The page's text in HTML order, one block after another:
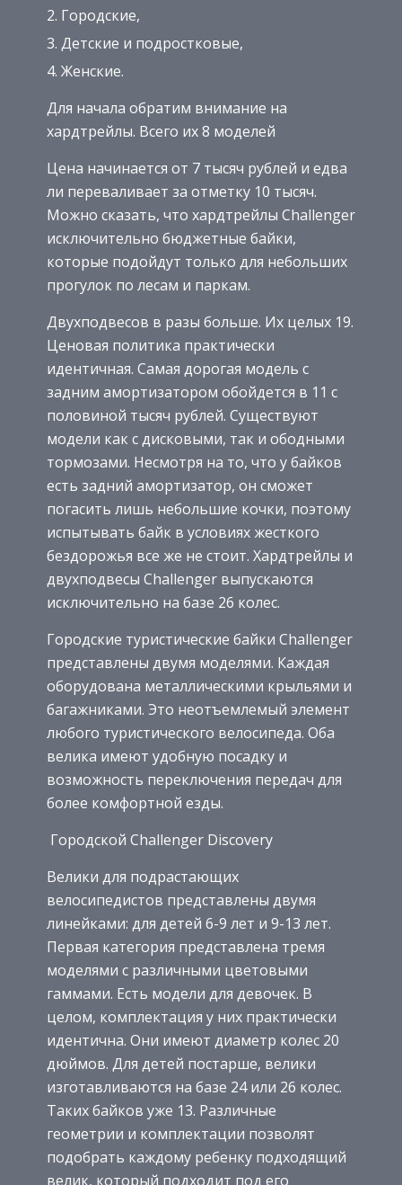
Городские,
Детские и подростковые,
Женские.
Для начала обратим внимание на
хардтрейлы. Всего их 8 моделей
Цена начинается от 7 тысяч рублей и едва
ли переваливает за отметку 10 тысяч.
Можно сказать, что хардтрейлы Challenger
исключительно бюджетные байки,
которые подойдут только для небольших
прогулок по лесам и паркам.
Двухподвесов в разы больше. Их целых 19.
Ценовая политика практически
идентичная. Самая дорогая модель с
задним амортизатором обойдется в 11 с
половиной тысяч рублей. Существуют
модели как с дисковыми, так и ободными
тормозами. Несмотря на то, что у байков
есть задний амортизатор, он сможет
погасить лишь небольшие кочки, поэтому
испытывать байк в условиях жесткого
бездорожья все же не стоит. Хардтрейлы и
двухподвесы Challenger выпускаются
исключительно на базе 26 колес.
Городские туристические байки Challenger
представлены двумя моделями. Каждая
оборудована металлическими крыльями и
багажниками. Это неотъемлемый элемент
любого туристического велосипеда. Оба
велика имеют удобную посадку и
возможность переключения передач для
более комфортной езды.
Городской Challenger Discovery
Велики для подрастающих
велосипедистов представлены двумя
линейками: для детей 6-9 лет и 9-13 лет.
Первая категория представлена тремя
моделями с различными цветовыми
гаммами. Есть модели для девочек. В
целом, комплектация у них практически
идентична. Они имеют диаметр колес 20
дюймов. Для детей постарше, велики
изготавливаются на базе 24 или 26 колес.
Таких байков уже 13. Различные
геометрии и комплектации позволят
подобрать каждому ребенку подходящий
велик, который подходит под его